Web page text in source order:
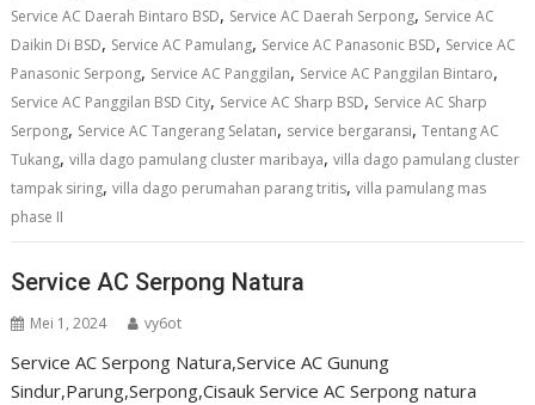
Service AC Daerah Bintaro BSD, Service AC Daerah Serpong, Service AC
Daikin Di BSD, Service AC Pamulang, Service AC Panasonic BSD, Service AC
Panasonic Serpong, Service AC Panggilan, Service AC Panggilan Bintaro,
Service AC Panggilan BSD City, Service AC Sharp BSD, Service AC Sharp
Serpong, Service AC Tangerang Selatan, service bergaransi,Tentang AC
Tukang,villa dago pamulang cluster maribaya,villa dago pamulang cluster
tampak siring,villa dago perumahan parang tritis,villa pamulang mas
phase II
Service AC Serpong Natura
Mei 1, 2024 vy6ot
Service AC Serpong Natura,Service AC Gunung
Sindur,Parung,Serpong,Cisauk Service AC Serpong natura